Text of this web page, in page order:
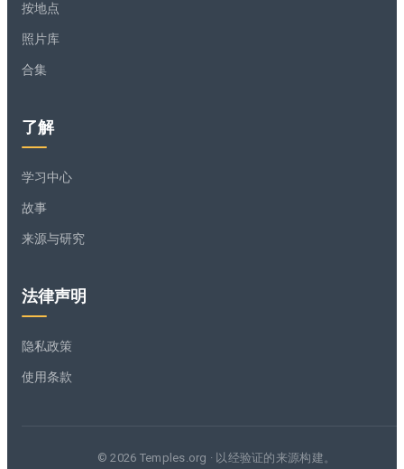
按地点
照片库
合集
了解
学习中心
故事
来源与研究
法律声明
隐私政策
使用条款
© 2026 Temples.org · 以经验证的来源构建。